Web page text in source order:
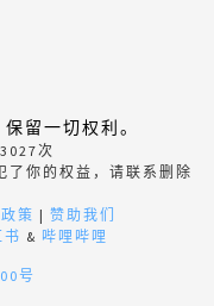
留一切权利。
次
了你的权益，请联系删除
策 | 赞助我们
书 & 哔哩哔哩
号